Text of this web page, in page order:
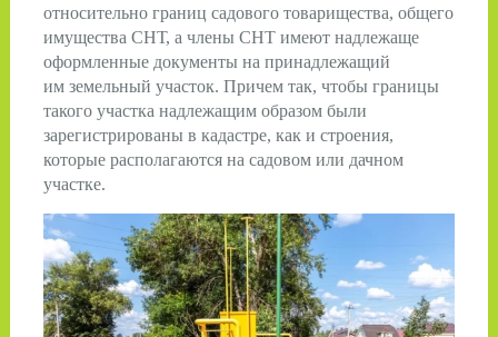
относительно границ садового товарищества, общего
имущества СНТ, а члены СНТ имеют надлежаще
оформленные документы на принадлежащий
им земельный участок. Причем так, чтобы границы
такого участка надлежащим образом были
зарегистрированы в кадастре, как и строения,
которые располагаются на садовом или дачном
участке.